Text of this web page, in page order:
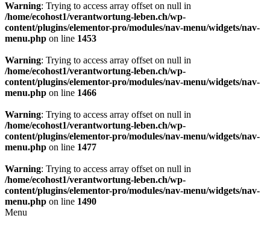
Warning: Trying to access array offset on null in
/home/ecohost1/verantwortung-leben.ch/wp-
content/plugins/elementor-pro/modules/nav-menu/widgets/nav-
menu.php on line 1453
Warning: Trying to access array offset on null in
/home/ecohost1/verantwortung-leben.ch/wp-
content/plugins/elementor-pro/modules/nav-menu/widgets/nav-
menu.php on line 1466
Warning: Trying to access array offset on null in
/home/ecohost1/verantwortung-leben.ch/wp-
content/plugins/elementor-pro/modules/nav-menu/widgets/nav-
menu.php on line 1477
Warning: Trying to access array offset on null in
/home/ecohost1/verantwortung-leben.ch/wp-
content/plugins/elementor-pro/modules/nav-menu/widgets/nav-
menu.php on line 1490
Menu